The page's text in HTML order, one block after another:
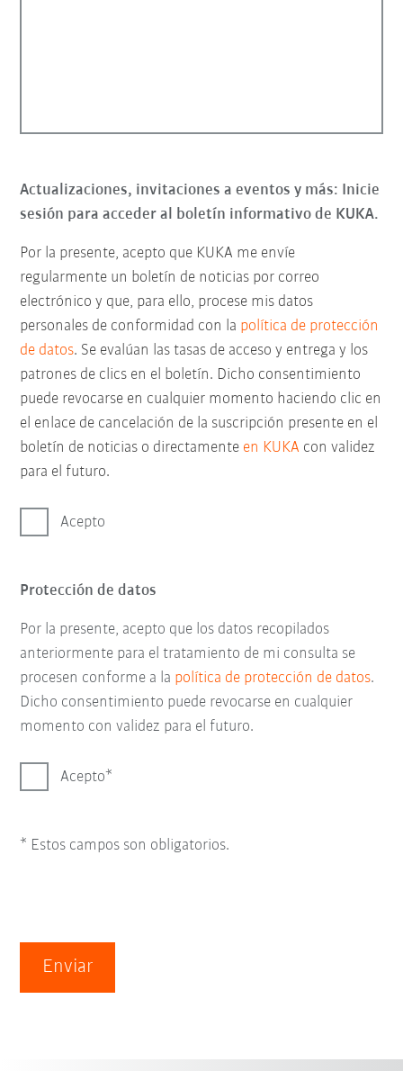
Actualizaciones, invitaciones a eventos y más: Inicie
sesión para acceder al boletín informativo de KUKA.
Por la presente, acepto que KUKA me envíe
regularmente un boletín de noticias por correo
electrónico y que, para ello, procese mis datos
personales de conformidad con la política de protección
de datos. Se evalúan las tasas de acceso y entrega y los
patrones de clics en el boletín. Dicho consentimiento
puede revocarse en cualquier momento haciendo clic en
el enlace de cancelación de la suscripción presente en el
boletín de noticias o directamente en KUKA con validez
para el futuro.
Acepto
Protección de datos
Por la presente, acepto que los datos recopilados
anteriormente para el tratamiento de mi consulta se
procesen conforme a la política de protección de datos.
Dicho consentimiento puede revocarse en cualquier
momento con validez para el futuro.
Acepto
* Estos campos son obligatorios.
Enviar